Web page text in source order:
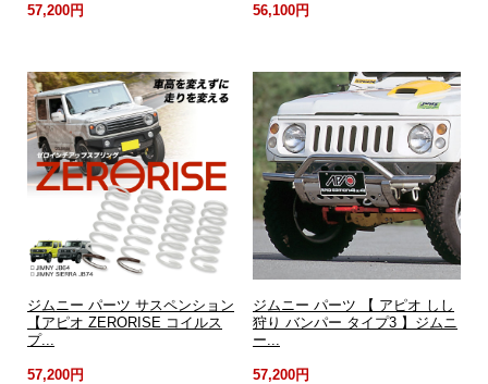
57,200円 56,100円
ジムニー パーツ サスペンション
【アピオ ZERORISE コイルス
プ...
ジムニー パーツ 【 アピオ しし
狩り バンパー タイプ3 】ジムニ
ー...
57,200円 57,200円